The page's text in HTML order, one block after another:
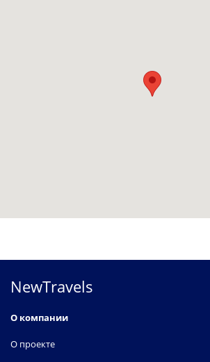
NewTravels
О компании
О проекте